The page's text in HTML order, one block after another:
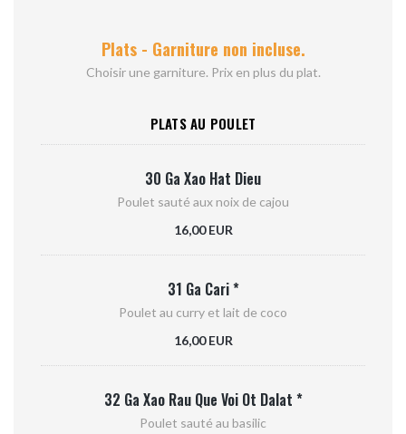
Plats - Garniture non incluse.
Choisir une garniture. Prix en plus du plat.
PLATS AU POULET
30 Ga Xao Hat Dieu
Poulet sauté aux noix de cajou
16,00 EUR
31 Ga Cari *
Poulet au curry et lait de coco
16,00 EUR
32 Ga Xao Rau Que Voi Ot Dalat *
Poulet sauté au basilic